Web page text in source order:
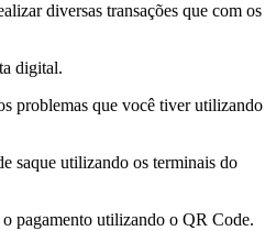
diversas transações que com os
digital.
problemas que você tiver utilizando
saque utilizando os terminais do
pagamento utilizando o QR Code.